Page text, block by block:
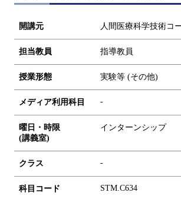
開講元 人間医療科学技術コ
担当教員 指導教員
授業形態 実験等 (その他)
メディア利用科目 -
曜日・時限
(講義室)
インターンシップ
クラス -
科目コード STM.C634